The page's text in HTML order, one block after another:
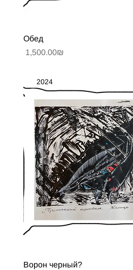
Обед
Цена
‏1,500.00 ‏₪
2024
Ворон черный?